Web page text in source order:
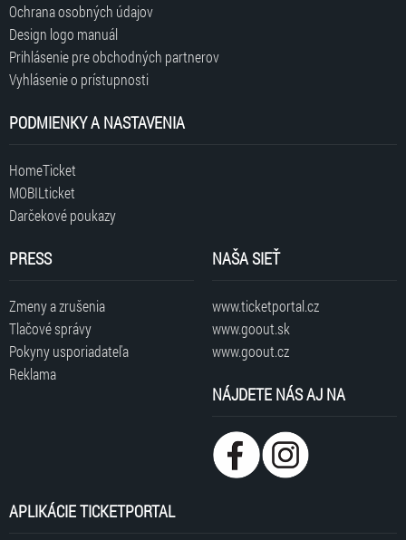
Ochrana osobných údajov
Design logo manuál
Prihlásenie pre obchodných partnerov
Vyhlásenie o prístupnosti
PODMIENKY A NASTAVENIA
HomeTicket
MOBILticket
Darčekové poukazy
PRESS
Zmeny a zrušenia
Tlačové správy
Pokyny usporiadateľa
Reklama
NAŠA SIEŤ
www.ticketportal.cz
www.goout.sk
www.goout.cz
NÁJDETE NÁS AJ NA
APLIKÁCIE TICKETPORTAL